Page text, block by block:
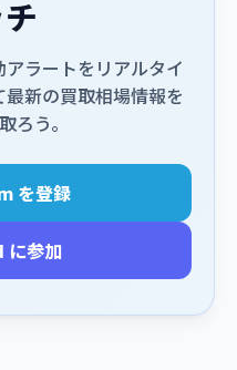
ラートをリアルタイ
新の買取相場情報を
ろう。
を登録
に参加